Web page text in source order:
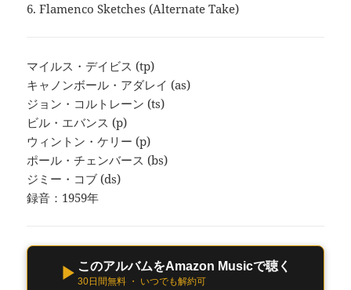
6. Flamenco Sketches (Alternate Take)
マイルス・デイビス (tp)
キャノンボール・アダレイ (as)
ジョン・コルトレーン (ts)
ビル・エバンス (p)
ウィントン・ケリー (p)
ポール・チェンバース (bs)
ジミー・コブ (ds)
録音：1959年
▶ このアルバムをAmazon Musicで聴く
30日間無料 ・ いつでも解約可